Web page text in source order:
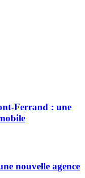
Ferrand : une
nouvelle agence